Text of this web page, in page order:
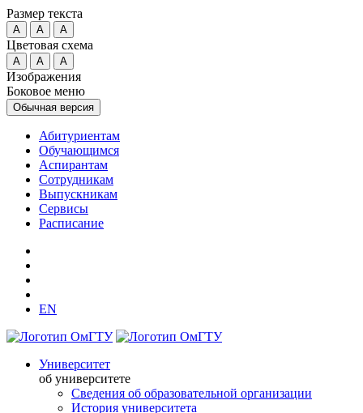
Размер текста
A A A
Цветовая схема
A A A
Изображения
Боковое меню
Обычная версия
Абитуриентам
Обучающимся
Аспирантам
Сотрудникам
Выпускникам
Сервисы
Расписание
EN
Университет
об университете
Сведения об образовательной организации
История университета